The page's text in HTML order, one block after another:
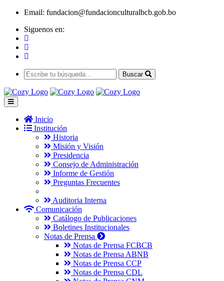
Email: fundacion@fundacionculturalbcb.gob.bo
Siguenos en:
Buscar
Inicio
Institución
Historia
Misión y Visión
Presidencia
Consejo de Administración
Informe de Gestión
Preguntas Frecuentes
Auditoria Interna
Comunicación
Catálogo de Publicaciones
Boletines Institucionales
Notas de Prensa
Notas de Prensa FCBCB
Notas de Prensa ABNB
Notas de Prensa CCP
Notas de Prensa CDL